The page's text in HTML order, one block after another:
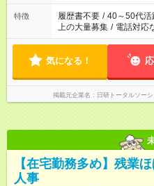
と、もう1つのお仕事の
合は応募できません。
特徴 履歴書不要 / 40～50代活
上の大量募集 / 電話対応
気になる！
掲載元企業名 日研トータルソー
【在宅勤務多め】残業
人事